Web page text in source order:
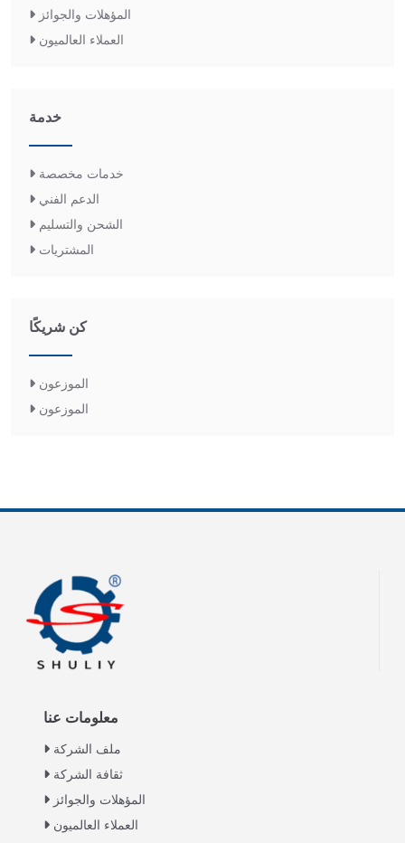
المؤهلات والجوائز
العملاء العالميون
خدمة
خدمات مخصصة
الدعم الفني
الشحن والتسليم
المشتريات
كن شريكًا
الموزعون
الموزعون
معلومات عنا
ملف الشركة
ثقافة الشركة
المؤهلات والجوائز
العملاء العالميون